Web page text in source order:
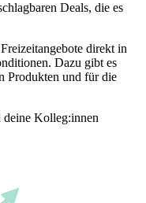
Deals, die es
direkt in
Dazu gibt es
Produkten und für die
Kolleg:innen